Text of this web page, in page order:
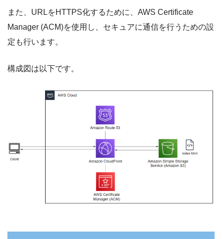
また、URLをHTTPS化するために、AWS Certificate
Manager (ACM)を使用し、セキュアに通信を行うための設
定も行います。
構成図は以下です。